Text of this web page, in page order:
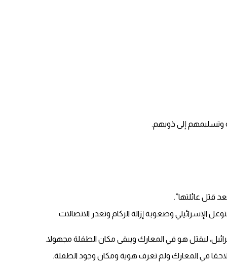
وتسليمهم إلى ذويهم.
قتل عائلتها”.
وصعوبة إزالة الركام وتعذر الاتصالات
ليقتل هو في المعارك ويبقى مكان الطفلة مجهولا.
لاحقا في المعارك ولم تعرف هوية ومكان وجود الطفلة.